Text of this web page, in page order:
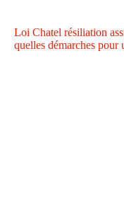
Loi Chatel résiliation
quelles démarches pour